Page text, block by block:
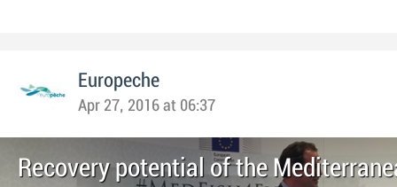
Europeche
Apr 27, 2016 at 06:37
Recovery potential of the